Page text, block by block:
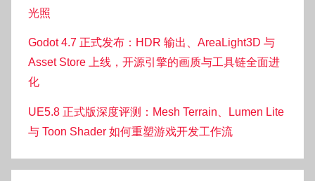
光照
Godot 4.7 正式发布：HDR 输出、AreaLight3D 与
Asset Store 上线，开源引擎的画质与工具链全面进
化
UE5.8 正式版深度评测：Mesh Terrain、Lumen Lite
与 Toon Shader 如何重塑游戏开发工作流